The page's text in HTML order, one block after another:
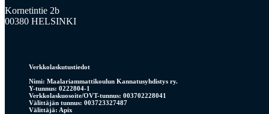
Kornetintie 2b
00380 HELSINKI
Verkkolaskutustiedot
Nimi: Maalariammattikoulun Kannatusyhdistys ry.
Y-tunnus: 0222804-1
Verkkolaskuosoite/OVT-tunnus: 003702228041
Välittäjän tunnus: 003723327487
Välittäjä: Apix